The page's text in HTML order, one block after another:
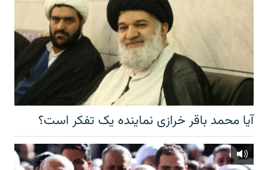
آیا محمد باقر خرازی نماینده یک تفکر است؟